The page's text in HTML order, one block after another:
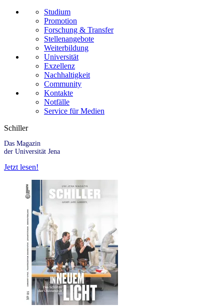
Studium
Promotion
Forschung & Transfer
Stellenangebote
Weiterbildung
Universität
Exzellenz
Nachhaltigkeit
Community
Kontakte
Notfälle
Service für Medien
Schiller
Das Magazin
der Universität Jena
Jetzt lesen!